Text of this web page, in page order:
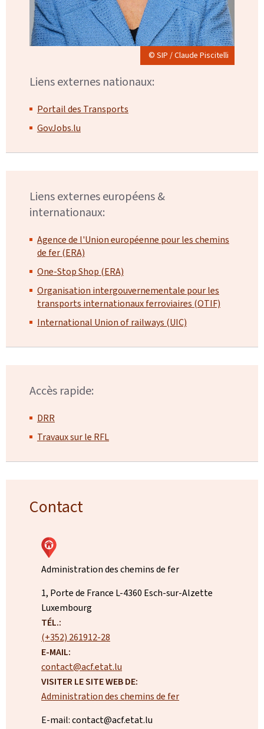
© SIP / Claude Piscitelli
Liens externes nationaux:
Portail des Transports
GovJobs.lu
Liens externes européens &
internationaux:
Agence de l'Union européenne pour les chemins
de fer (ERA)
One-Stop Shop (ERA)
Organisation intergouvernementale pour les
transports internationaux ferroviaires (OTIF)
International Union of railways (UIC)
Accès rapide:
DRR
Travaux sur le RFL
Contact
Administration des chemins de fer
ADRESSE
:
1, Porte de France L-4360 Esch-sur-Alzette
Luxembourg
TÉL.:
(+352) 261912-28
E-MAIL:
contact@acf.etat.lu
VISITER LE SITE WEB DE:
Administration des chemins de fer
E-mail: contact@acf.etat.lu